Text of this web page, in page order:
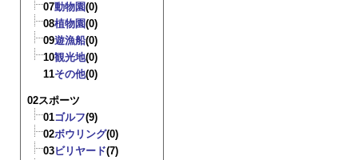
07動物園(0)
08植物園(0)
09遊漁船(0)
10観光地(0)
11その他(0)
02スポーツ
01ゴルフ(9)
02ボウリング(0)
03ビリヤード(7)